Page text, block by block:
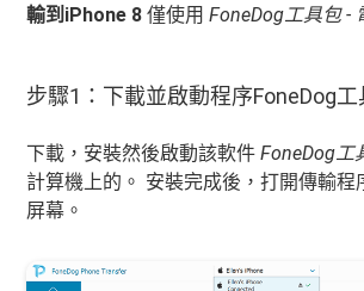
輸到iPhone 8 僅使用FoneDog工具包 -
步驟1：下載並啟動程序FoneDog
下載，安裝然後啟動該軟件FoneDog工
計算機上的。 安裝完成後，打開傳輸程
屏幕。